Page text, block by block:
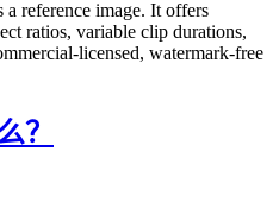
reference image. It offers
ratios, variable clip durations,
licensed, watermark-free
？